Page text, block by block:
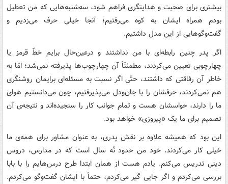
بیشتری برای صحبت و هدایتگری فراهم شود، سه‌شنبه‌هایی که من تعطیل
بودم همراه ایشان به کوه می‌رفتیم؛ آنجا خیلی حرف می‌زدیم و
گفت‌وگوهایی از این مدل داشتیم.
اگر پدر چنین رابطه‌ای با من نداشتند و درعین‌حال برایم خطّ قرمز یا
چهارچوبی تعیین می‌کردند، مطمئنّاً آن چهارچوب‌ها پذیرفته نمی‌شد؛ امّا به
خاطر آن رفاقتی که داشتند، حتّی اگر نسبت به مسئله‌ای برایمان روشنگری
هم نمی‌کردند، حرفشان را با جان‌ودل می‌پذیرفتیم، چون می‌دانستیم هوای
ما را دارند، حواسشان هست و تمام جوانب کار را سنجیده‌اند و نتیجه‌ی آن
تصمیم برای ما یک «پیروزی» خواهد بود.
این بود که همیشه علاوه بر نقش پدری، به عنوان مشاور برای همه‌ی ما
خیلی کار می‌کردند. خود من حدود نُه سال است که در مدارس، دروس
دینی تدریس می‌کنم. یادم هست از همان ابتدا طرح درس‌هایم را با بابا
بررسی می‌کردم و اگر جایی گیر می‌کردم، حتماً با ایشان گفت‌وگو می‌کردم.